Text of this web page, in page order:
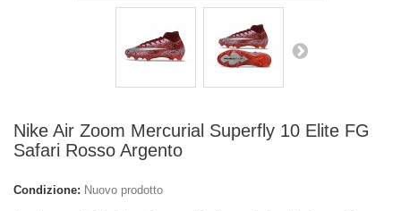
Nike Air Zoom Mercurial Superfly 10 Elite FG
Safari Rosso Argento
Condizione: Nuovo prodotto